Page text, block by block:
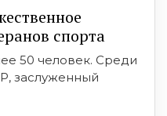
спорта
50 человек. Среди
заслуженный